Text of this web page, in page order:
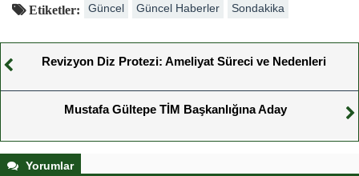
Etiketler: Güncel Güncel Haberler Sondakika
Revizyon Diz Protezi: Ameliyat Süreci ve Nedenleri
Mustafa Gültepe TİM Başkanlığına Aday
Yorumlar